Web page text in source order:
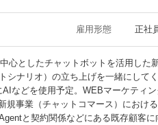
駅5分以内
30代活躍の職場
ユニークな職場
雇用形態 正社
心としたチャットボットを活用した
シナリオ）の立ち上げを一緒にして
AIなどを使用予定。WEBマーケティ
規事業（チャットコマース）におけ
と契約関係などにある既存顧客